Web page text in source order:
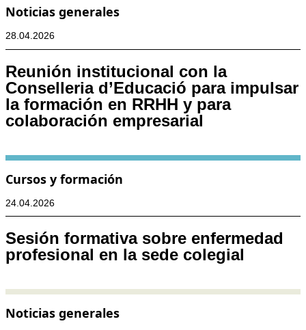
Noticias generales
28.04.2026
Reunión institucional con la
Conselleria d’Educació para impulsar
la formación en RRHH y para
colaboración empresarial
Cursos y formación
24.04.2026
Sesión formativa sobre enfermedad
profesional en la sede colegial
Noticias generales